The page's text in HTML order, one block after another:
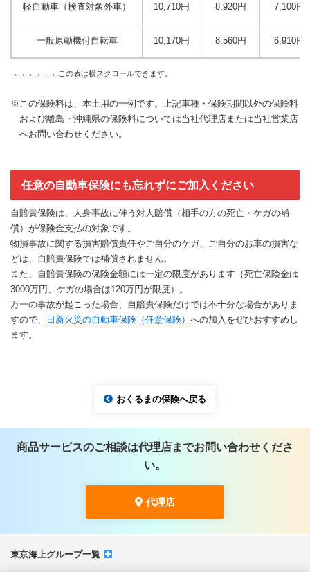
軽自動車（検査対象外車） 10,710円 8,920円 7,100円
一般原動機付自転車 10,170円 8,560円 6,910円
※この保険料は、本土用の一例です。上記車種・保険期間以外の保険料
および離島・沖縄県の保険料については当社代理店または当社営業店
へお問い合わせください。
任意の自動車保険にも忘れずにご加入ください
自賠責保険は、人身事故に伴う対人賠償（相手の方の死亡・ケガの補
償）が保険金支払の対象です。
物損事故に関する損害賠償責任やご自分のケガ、ご自分のお車の損害な
どは、自賠責保険では補償されません。
また、自賠責保険の保険金額には一定の限度があります（死亡保険金は
3000万円、ケガの場合は120万円が限度）。
万一の事故が起こった場合、自賠責保険だけでは不十分な場合がありま
すので、
日新火災の自動車保険（任意保険） への加入をぜひおすすめし
ます。
おくるまの保険へ戻る
商品サービスのご相談は代理店までお問い合わせくださ
い。
代理店
東京海上グループ一覧